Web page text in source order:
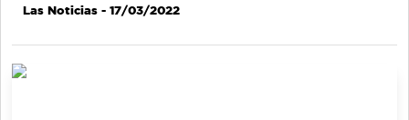
Las Noticias - 17/03/2022